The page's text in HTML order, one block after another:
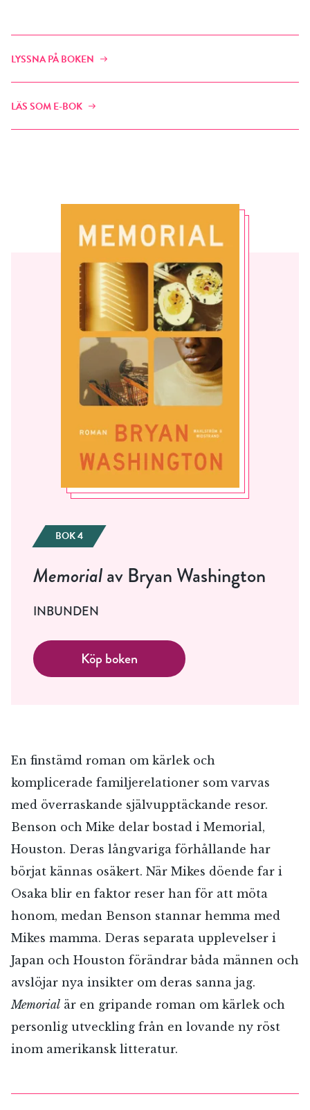
RÖSTA
LYSSNA PÅ BOKEN
LÄS SOM E-BOK
BOK 4
Memorialav Bryan Washington
INBUNDEN
Köp boken
En finstämd roman om kärlek och
komplicerade familjerelationer som varvas
med överraskande självupptäckande resor.
Benson och Mike delar bostad i Memorial,
Houston. Deras långvariga förhållande har
börjat kännas osäkert. När Mikes döende far i
Osaka blir en faktor reser han för att möta
honom, medan Benson stannar hemma med
Mikes mamma. Deras separata upplevelser i
Japan och Houston förändrar båda männen och
avslöjar nya insikter om deras sanna jag.
Memorial är en gripande roman om kärlek och
personlig utveckling från en lovande ny röst
inom amerikansk litteratur.